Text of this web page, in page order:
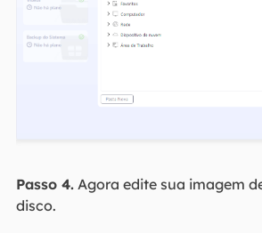
Passo 4.Agora edite sua imagem
disco.